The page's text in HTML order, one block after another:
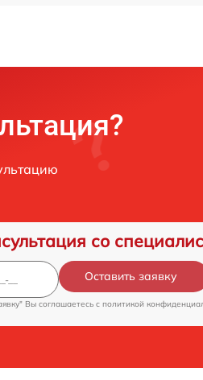
со
Оставить заявку
Вы соглашаетесь c политикой